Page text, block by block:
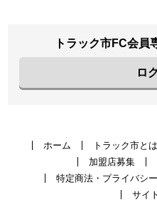
トラック市FC会員
ロ
ホーム トラック市とは
加盟店募集
特定商法・プライバシ
サイ